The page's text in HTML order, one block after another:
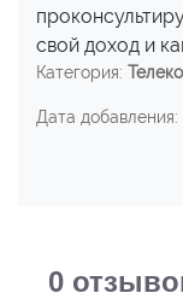
свой доход и
Категория:
Дата добавления:
0